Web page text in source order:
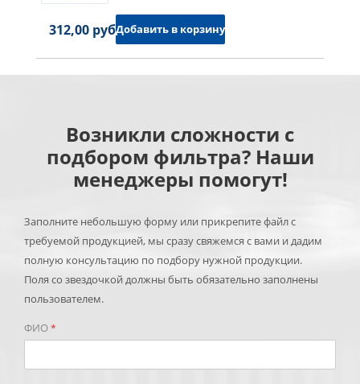
312,00 руб.Добавить в корзину
Возникли сложности с
подбором фильтра? Наши
менеджеры помогут!
Заполните небольшую форму или прикрепите файл с
требуемой продукцией, мы сразу свяжемся с вами и дадим
полную консультацию по подбору нужной продукции.
Поля со звездочкой должны быть обязательно заполнены
пользователем.
ФИО*